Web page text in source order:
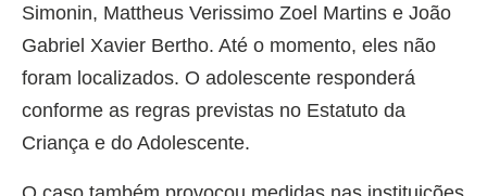
Simonin, Mattheus Verissimo Zoel Martins e João
Gabriel Xavier Bertho. Até o momento, eles não
foram localizados. O adolescente responderá
conforme as regras previstas no Estatuto da
Criança e do Adolescente.